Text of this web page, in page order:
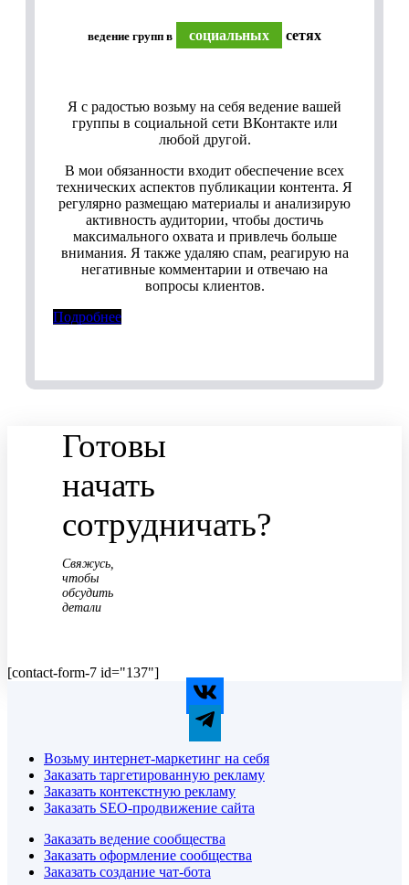
ведение групп в социальных сетях
Я с радостью возьму на себя ведение вашей
группы в социальной сети ВКонтакте или
любой другой.
В мои обязанности входит обеспечение всех
технических аспектов публикации контента. Я
регулярно размещаю материалы и анализирую
активность аудитории, чтобы достичь
максимального охвата и привлечь больше
внимания. Я также удаляю спам, реагирую на
негативные комментарии и отвечаю на
вопросы клиентов.
Подробнее
Готовы
начать
сотрудничать?
Свяжусь,
чтобы
обсудить
детали
[contact-form-7 id="137"]
Возьму интернет-маркетинг на себя
Заказать таргетированную рекламу
Заказать контекстную рекламу
Заказать SEO-продвижение сайта
Заказать ведение сообщества
Заказать оформление сообщества
Заказать создание чат-бота